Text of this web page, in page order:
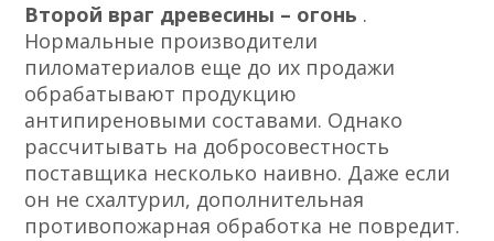
Второй враг древесины – огонь .
Нормальные производители
пиломатериалов еще до их продажи
обрабатывают продукцию
антипиреновыми составами. Однако
рассчитывать на добросовестность
поставщика несколько наивно. Даже если
он не схалтурил, дополнительная
противопожарная обработка не повредит.